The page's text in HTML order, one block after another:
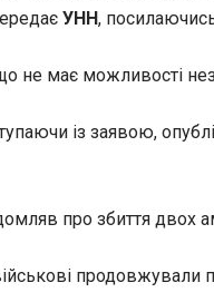
УНН,
не має можливості
із заявою,
про збиття двох
продовжували